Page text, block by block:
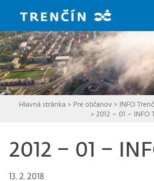
Hlavná stránka > Pre občanov > INFO
> 2012 – 01 – INFO
2012 – 01 –
13. 2. 2018